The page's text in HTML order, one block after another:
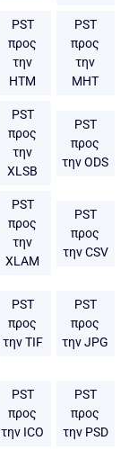
PST
προς
την
HTM
PST
προς
την
MHT
PST
προς
την
XLSB
PST
προς
την ODS
PST
προς
την
XLAM
PST
προς
την CSV
PST
προς
την TIF
PST
προς
την JPG
PST
προς
την ICO
PST
προς
την PSD